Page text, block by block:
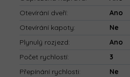
Otevírání dveří:
Ano
Otevírání kapoty:
Ne
Plynulý rozjezd:
Ano
Počet rychlostí:
3
Přepínání rychlosti:
Ne